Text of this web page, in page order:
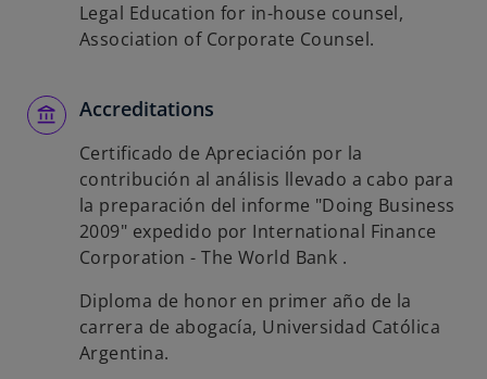
Legal Education for in-house counsel,
Association of Corporate Counsel.
Accreditations
Certificado de Apreciación por la
contribución al análisis llevado a cabo para
la preparación del informe "Doing Business
2009" expedido por International Finance
Corporation - The World Bank .
Diploma de honor en primer año de la
carrera de abogacía, Universidad Católica
Argentina.